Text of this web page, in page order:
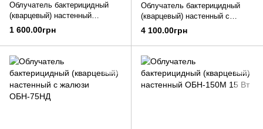
Облучатель бактерицидный
(кварцевый) настенный
ОБН-75М с экраном
1 600.00грн
Облучатель бактерицидный
(кварцевый) настенный с
жалюзи ОБН-35НД
4 100.00грн